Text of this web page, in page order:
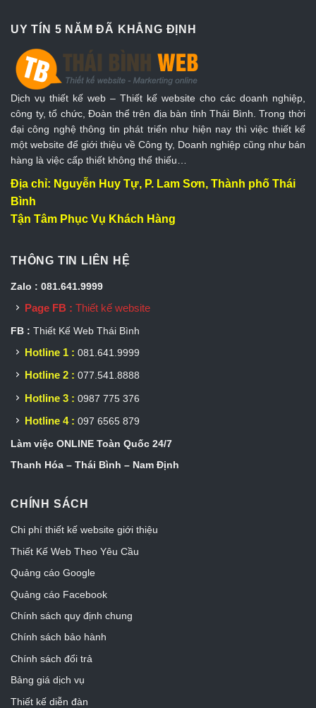
UY TÍN 5 NĂM ĐÃ KHẲNG ĐỊNH
Dịch vụ thiết kế web – Thiết kế website cho các doanh nghiệp,
công ty, tổ chức, Đoàn thể trên địa bàn tỉnh Thái Bình. Trong thời
đại công nghệ thông tin phát triển như hiện nay thì việc thiết kế
một website để giới thiệu về Công ty, Doanh nghiệp cũng như bán
hàng là việc cấp thiết không thể thiếu…
Địa chỉ: Nguyễn Huy Tự, P. Lam Sơn, Thành phố Thái
Bình
Tận Tâm Phục Vụ Khách Hàng
THÔNG TIN LIÊN HỆ
Zalo : 081.641.9999
Page FB : Thiết kế website
FB : Thiết Kế Web Thái Bình
Hotline 1 : 081.641.9999
Hotline 2 : 077.541.8888
Hotline 3 : 0987 775 376
Hotline 4 : 097 6565 879
Làm việc ONLINE Toàn Quốc 24/7
Thanh Hóa – Thái Bình – Nam Định
CHÍNH SÁCH
Chi phí thiết kế website giới thiệu
Thiết Kế Web Theo Yêu Cầu
Quảng cáo Google
Quảng cáo Facebook
Chính sách quy định chung
Chính sách bảo hành
Chính sách đổi trả
Bảng giá dịch vụ
Thiết kế diễn đàn